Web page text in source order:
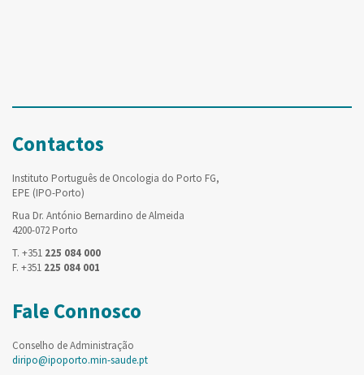
Contactos
Instituto Português de Oncologia do Porto FG,
EPE (IPO-Porto)
Rua Dr. António Bernardino de Almeida
4200-072 Porto
T. +351 225 084 000
F. +351 225 084 001
Fale Connosco
Conselho de Administração
diripo@ipoporto.min-saude.pt